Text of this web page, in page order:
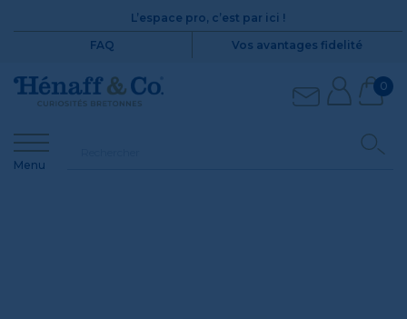
L’espace pro, c’est par ici !
FAQ
Vos avantages fidelité
0
Menu